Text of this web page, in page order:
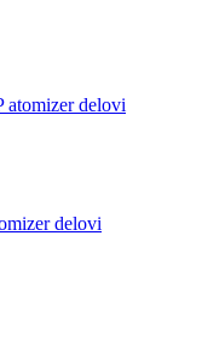
delovi
delovi